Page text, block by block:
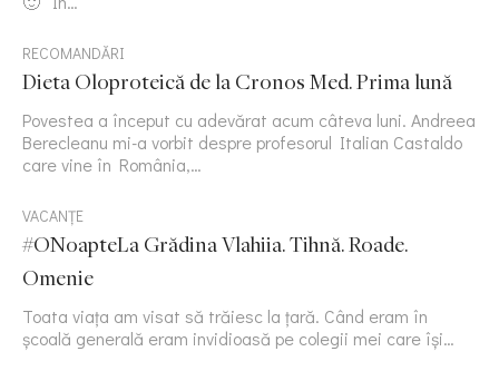
RECOMANDĂRI
Dieta Oloproteică de la Cronos Med. Prima lună
Povestea a început cu adevărat acum câteva luni. Andreea
Berecleanu mi-a vorbit despre profesorul Italian Castaldo
care vine în România,…
VACANȚE
#ONoapteLa Grădina Vlahiia. Tihnă. Roade.
Omenie
Toata viața am visat să trăiesc la țară. Când eram în
școală generală eram invidioasă pe colegii mei care își…